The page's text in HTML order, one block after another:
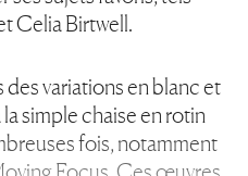
Celia Birtwell.
des variations en blanc et
simple chaise en rotin
fois, notamment